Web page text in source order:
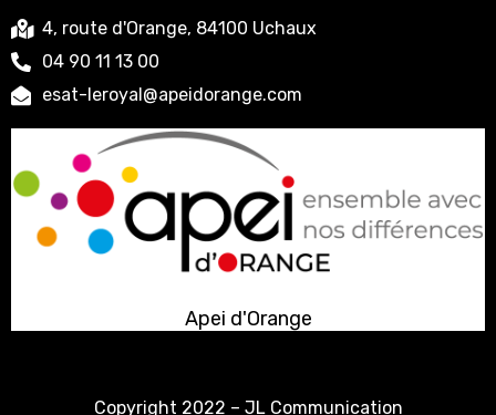
4, route d'Orange, 84100 Uchaux
04 90 11 13 00
esat-leroyal@apeidorange.com
Apei d'Orange
Copyright 2022 – JL Communication